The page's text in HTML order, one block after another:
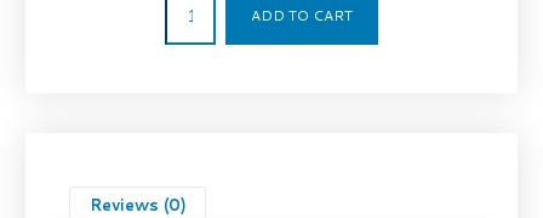
ADD TO CART
Reviews (0)